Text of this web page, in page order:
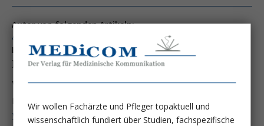
Autor von folgenden Artikeln:
Ausgabe 1/06
Levosimendan
Enttäuschte Hoffnungen oder haben wir zu
viel erwartet?
Prof. Dr. Peter Siostrzonek
Weiter lesen ...
Wir wollen Fachärzte und Pfleger topaktuell und
wissenschaftlich fundiert über Studien, fachspezifische